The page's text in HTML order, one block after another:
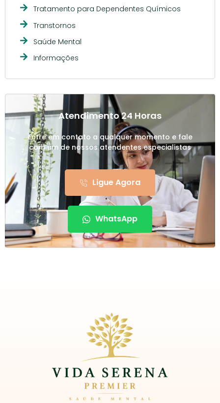
Tratamento para Dependentes Químicos
Transtornos
Saúde Mental
Informações
Atendimento 24 Horas
Entre em contato a qualquer momento e fale
com um de nossos atendentes especialistas
Ligue Agora
WhatsApp